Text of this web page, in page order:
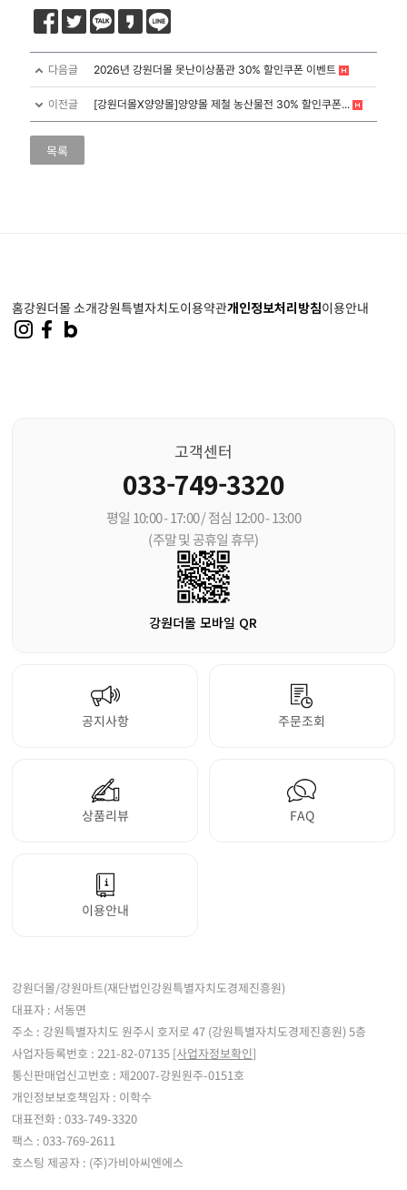
다음글 2026년 강원더몰 못난이상품관 30% 할인쿠폰 이벤트
이전글 [강원더몰X양양몰]양양몰 제철 농산물전 30% 할인쿠폰...
목록
홈강원더몰 소개강원특별자치도이용약관개인정보처리방침이용안내
고객센터
033-749-3320
평일 10:00 - 17:00 / 점심 12:00 - 13:00
(주말 및 공휴일 휴무)
강원더몰 모바일 QR
공지사항 주문조회
상품리뷰 FAQ
이용안내
강원더몰/강원마트(재단법인강원특별자치도경제진흥원)
대표자 : 서동면
주소 : 강원특별자치도 원주시 호저로 47 (강원특별자치도경제진흥원) 5층
사업자등록번호 : 221-82-07135 [사업자정보확인]
통신판매업신고번호 : 제2007-강원원주-0151호
개인정보보호책임자 : 이학수
대표전화 : 033-749-3320
팩스 : 033-769-2611
호스팅 제공자 : (주)가비아씨엔에스